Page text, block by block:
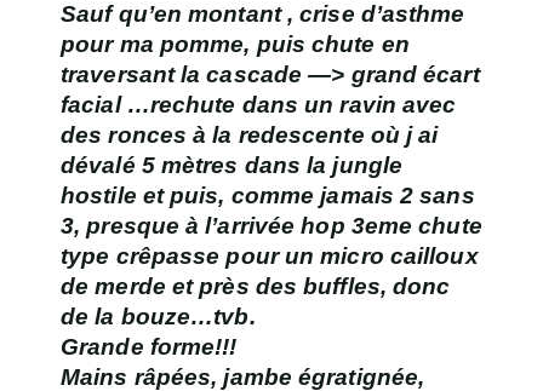
Sauf qu’en montant , crise d’asthme
pour ma pomme, puis chute en
traversant la cascade —> grand écart
facial …rechute dans un ravin avec
des ronces à la redescente où j ai
dévalé 5 mètres dans la jungle
hostile et puis, comme jamais 2 sans
3, presque à l’arrivée hop 3eme chute
type crêpasse pour un micro cailloux
de merde et près des buffles, donc
de la bouze…tvb.
Grande forme!!!
Mains râpées, jambe égratignée,